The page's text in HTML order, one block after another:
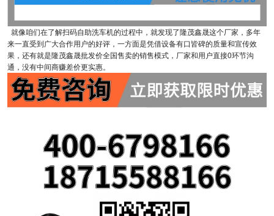
就像咱们在了解扫码自助洗车机的过程中，就发现了隆茂鑫晟这个厂家，多年
来一直受到广大合作用户的好评，一方面是凭借设备有口皆碑的质量和宣传效
果，还有就是隆茂鑫晟批发价全国售卖的销售模式，厂家和用户直接0环节沟
通，没有中间商赚差价更实惠。